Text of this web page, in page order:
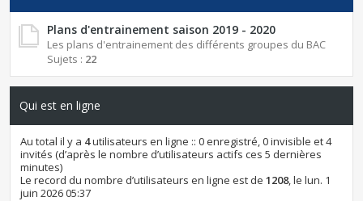
Plans d'entrainement saison 2019 - 2020
Les plans d'entrainement des différents groupes du BAC
Sujets : 22
Qui est en ligne
Au total il y a 4utilisateurs en ligne :: 0 enregistré, 0 invisible et 4
invités (d’après le nombre d’utilisateurs actifs ces 5 dernières
minutes)
Le record du nombre d’utilisateurs en ligne est de 1208, le lun. 1
juin 2026 05:37